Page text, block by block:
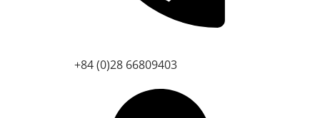
+84 (0)28 66809403